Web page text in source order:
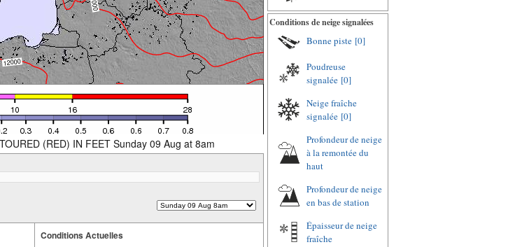
(RED) IN FEET Sunday 09 Aug at 8am
Conditions Actuelles
Conditions de neige signalées
Bonne piste [0]
Poudreuse
signalée [0]
Neige fraîche
signalée [0]
Profondeur de neige
à la remontée du
haut
Profondeur de neige
en bas de station
Épaisseur de neige
fraîche